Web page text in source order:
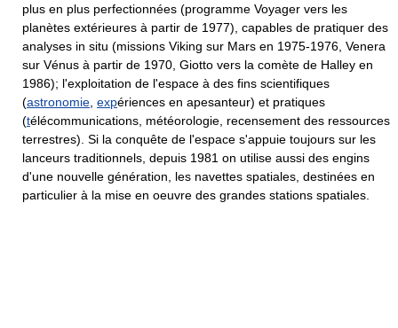
plus en plus perfectionnées (programme Voyager vers les
planètes extérieures à partir de 1977), capables de pratiquer des
analyses in situ (missions Viking sur Mars en 1975-1976, Venera
sur Vénus à partir de 1970, Giotto vers la comète de Halley en
1986); l'exploitation de l'espace à des fins scientifiques
(astronomie expériences en apesanteur) et pratiques
(télécommunications, météorologie, recensement des ressources
terrestres). Si la conquête de l'espace s'appuie toujours sur les
lanceurs traditionnels, depuis 1981 on utilise aussi des engins
d'une nouvelle génération, les navettes spatiales, destinées en
particulier à la mise en oeuvre des grandes stations spatiales.